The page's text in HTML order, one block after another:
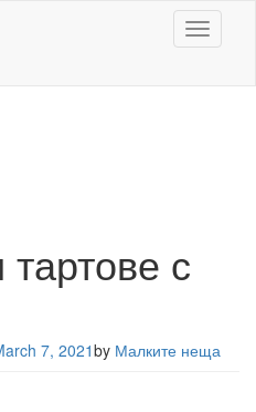
Toggle
тартове с
7, 2021by Малките неща